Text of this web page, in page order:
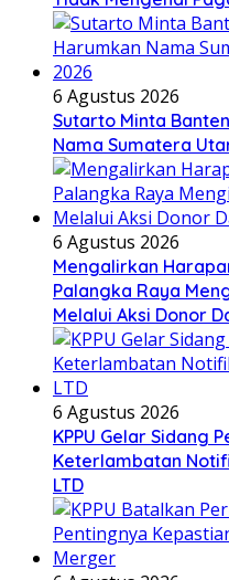
6 Agustus 2026
Sutarto Minta
Nama Sumatera
6 Agustus 2026
Mengalirkan
Palangka Raya
Melalui Aksi Donor
6 Agustus 2026
KPPU Gelar Sidang
Keterlambatan
LTD